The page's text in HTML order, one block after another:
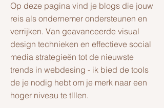
Op deze pagina vind je blogs die jouw
reis als ondernemer ondersteunen en
verrijken. Van geavanceerde visual
design technieken en effectieve social
media strategieën tot de nieuwste
trends in webdesing - ik bied de tools
de je nodig hebt om je merk naar een
hoger niveau te tlllen.